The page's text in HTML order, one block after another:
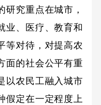
研究重点在城市，
业、医疗、教育和
等对待，对提高农
面的社会公平有重
以农民工融入城市
假定在一定程度上